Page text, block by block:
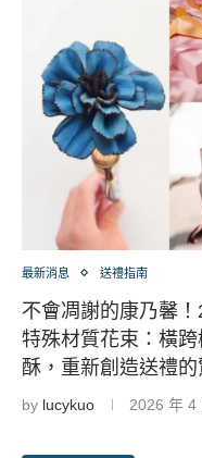
最新消息 送禮指南
不會凋謝的康乃馨
特殊材質花束：橫
酥，重新創造送禮
by lucykuo 2026 年 4